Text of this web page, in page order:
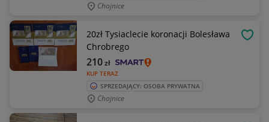
Chojnice
20zł Tysiaclecie koronacji Bolesława
Chrobrego
KUP TERAZ
210zł
SPRZEDAJĄCY: OSOBA PRYWATNA
Chojnice